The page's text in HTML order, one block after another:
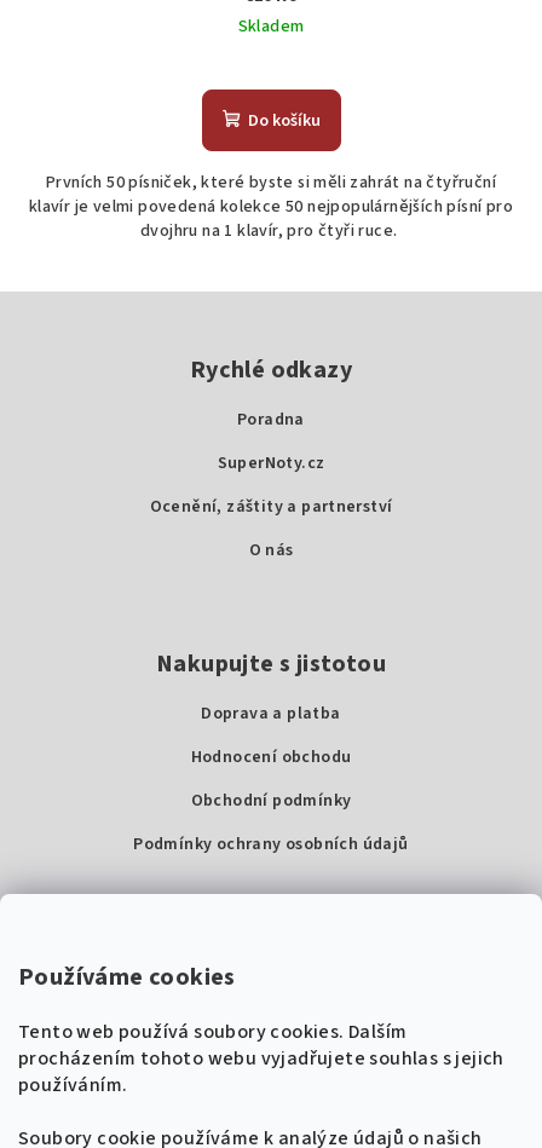
Používáme cookies
Tento web používá soubory cookies. Dalším
procházením tohoto webu vyjadřujete souhlas s jejich
používáním.
Soubory cookie používáme k analýze údajů o našich
Skladem
hodnocení
produktu
z
5
hvězdiček.
Do košíku
Prvních 50 písniček, které byste si měli zahrát na čtyřruční
klavír je velmi povedená kolekce 50 nejpopulárnějších písní pro
dvojhru na 1 klavír, pro čtyři ruce.
Rychlé odkazy
Poradna
SuperNoty.cz
Ocenění, záštity a partnerství
O nás
Nakupujte s jistotou
Doprava a platba
Hodnocení obchodu
Obchodní podmínky
Podmínky ochrany osobních údajů
Super Noty, s.r.o.
IČ: 04568672
+420 604 485 792
🎸 Naladíme tě na nové zpěvníky!